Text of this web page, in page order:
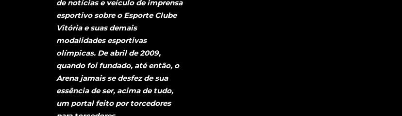
de notícias e veículo de imprensa
esportivo sobre o Esporte Clube
Vitória e suas demais
modalidades esportivas
olímpicas. De abril de 2009,
quando foi fundado, até então, o
Arena jamais se desfez de sua
essência de ser, acima de tudo,
um portal feito por torcedores